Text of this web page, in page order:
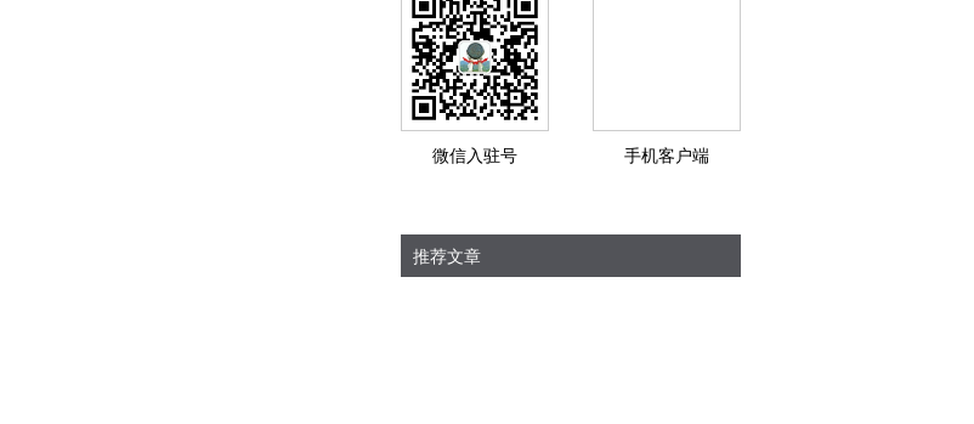
微信入驻号 手机客户端
推荐文章